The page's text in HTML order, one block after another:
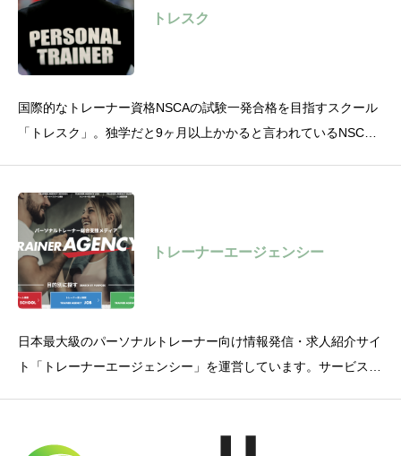
トレスク
国際的なトレーナー資格NSCAの試験一発合格を目指すスクール
「トレスク」。独学だと9ヶ月以上かかると言われているNSCA
トレーナーエージェンシー
日本最大級のパーソナルトレーナー向け情報発信・求人紹介サイ
ト「トレーナーエージェンシー」を運営しています。サービスサ